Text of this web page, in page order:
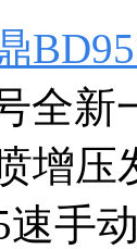
全新
增压
速手